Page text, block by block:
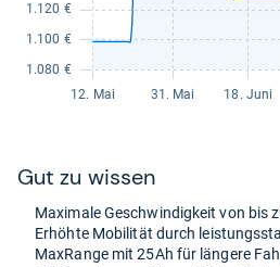
Gut zu wis­sen
Maxi­male Geschwin­dig­keit von bis
Erhöhte Mobi­li­tät durch
Max­Range mit 25Ah für län­gere